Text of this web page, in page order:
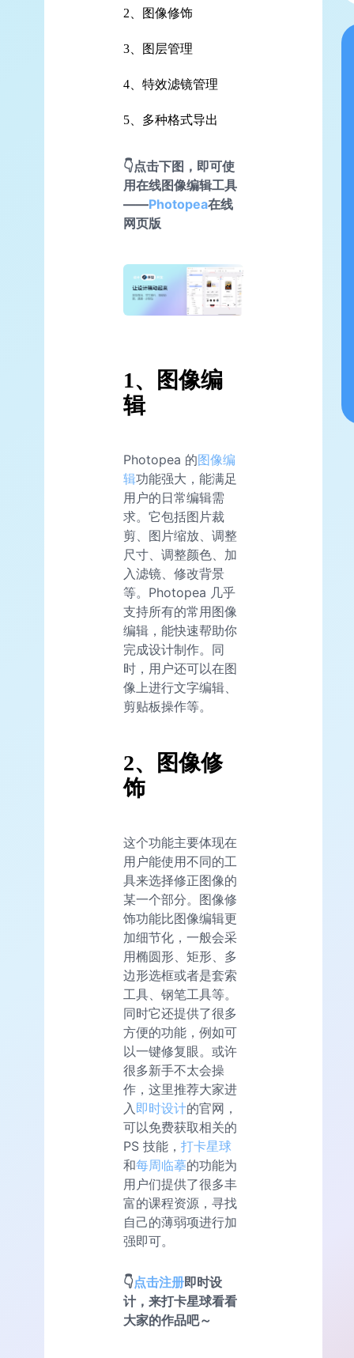
2、图像修饰
3、图层管理
4、特效滤镜管理
5、多种格式导出
👇点击下图，即可使
用在线图像编辑工具
——Photopea在线
网页版
1、图像编
辑
Photopea 的图像编
辑功能强大，能满足
用户的日常编辑需
求。它包括图片裁
剪、图片缩放、调整
尺寸、调整颜色、加
入滤镜、修改背景
等。Photopea 几乎
支持所有的常用图像
编辑，能快速帮助你
完成设计制作。同
时，用户还可以在图
像上进行文字编辑、
剪贴板操作等。
2、图像修
饰
这个功能主要体现在
用户能使用不同的工
具来选择修正图像的
某一个部分。图像修
饰功能比图像编辑更
加细节化，一般会采
用椭圆形、矩形、多
边形选框或者是套索
工具、钢笔工具等。
同时它还提供了很多
方便的功能，例如可
以一键修复眼。或许
很多新手不太会操
作，这里推荐大家进
入 即时设计的官网，
可以免费获取相关的
PS 技能， 打卡星球
和每周临摹的功能为
用户们提供了很多丰
富的课程资源，寻找
自己的薄弱项进行加
强即可。
👇点击注册即时设
计，来打卡星球看看
大家的作品吧～